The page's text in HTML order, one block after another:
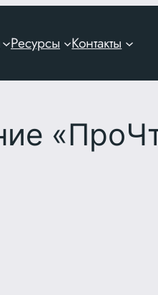
Ресурсы Контакты